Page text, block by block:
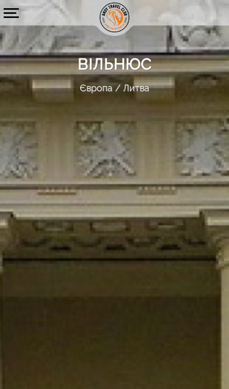
ВІЛЬНЮС
Європа Литва